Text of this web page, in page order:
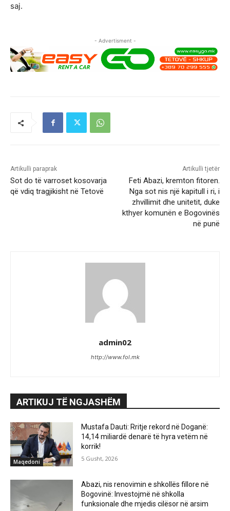
saj.
- Advertisment -
Artikulli paraprak
Sot do të varroset kosovarja
që vdiq tragjikisht në Tetovë
Artikulli tjetër
Feti Abazi, kremton fitoren.
Nga sot nis një kapitull i ri, i
zhvillimit dhe unitetit, duke
kthyer komunën e Bogovinës
në punë
admin02
http://www.fol.mk
ARTIKUJ TË NGJASHËM
Maqedoni
Mustafa Dauti: Rritje rekord në Doganë:
14,14 miliardë denarë të hyra vetëm në
korrik!
5 Gusht, 2026
Abazi, nis renovimin e shkollës fillore në
Bogovinë: Investojmë në shkolla
funksionale dhe mjedis cilësor në arsim